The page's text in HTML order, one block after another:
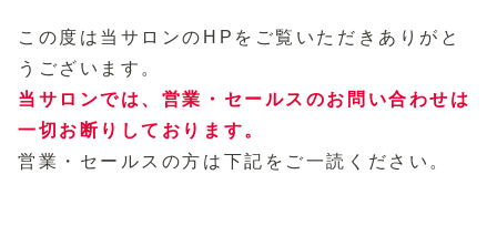
この度は当サロンのHPをご覧いただきありがと
うございます。
当サロンでは、営業・セールスのお問い合わせは
一切お断りしております。
営業・セールスの方は下記をご一読ください。